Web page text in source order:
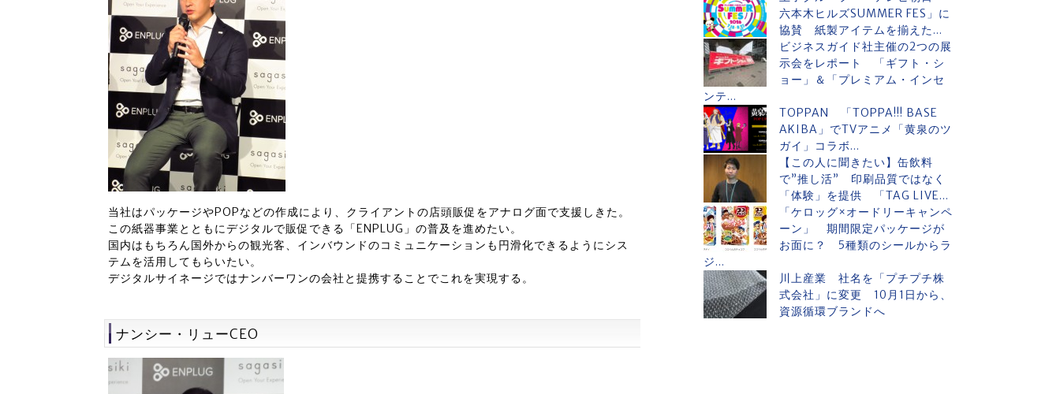
当社はパッケージやPOPなどの作成により、クライアントの店頭販促をアナログ面で支援しきた。
この紙器事業とともにデジタルで販促できる「ENPLUG」の普及を進めたい。
国内はもちろん国外からの観光客、インバウンドのコミュニケーションも円滑化できるようにシス
テムを活用してもらいたい。
デジタルサイネージではナンバーワンの会社と提携することでこれを実現する。
ナンシー・リューCEO
六本木ヒルズSUMMER FES」に
協賛 紙製アイテムを揃えた...
ビジネスガイド社主催の2つの展
示会をレポート 「ギフト・シ
ョー」＆「プレミアム・インセ
ンテ...
TOPPAN 「TOPPA!!! BASE
AKIBA」でTVアニメ「黄泉のツ
ガイ」コラボ...
【この人に聞きたい】缶飲料
で”推し活” 印刷品質ではなく
「体験」を提供 「TAG LIVE...
「ケロッグ×オードリーキャンペ
ーン」 期間限定パッケージが
お面に？ 5種類のシールからラ
ジ...
川上産業 社名を「プチプチ株
式会社」に変更 10月1日から、
資源循環ブランドへ